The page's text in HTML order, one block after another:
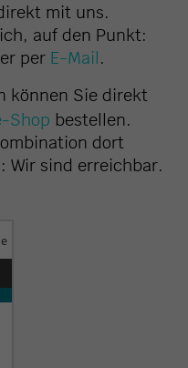
mit uns.
auf den Punkt:
per E-Mail.
können Sie direkt
Shop bestellen.
dort
Wir sind erreichbar.